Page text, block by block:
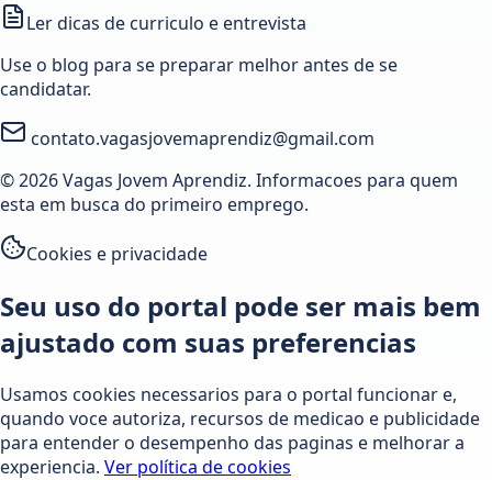
Ler dicas de curriculo e entrevista
Use o blog para se preparar melhor antes de se
candidatar.
contato.vagasjovemaprendiz@gmail.com
© 2026 Vagas Jovem Aprendiz. Informacoes para quem
esta em busca do primeiro emprego.
Cookies e privacidade
Seu uso do portal pode ser mais bem
ajustado com suas preferencias
Usamos cookies necessarios para o portal funcionar e,
quando voce autoriza, recursos de medicao e publicidade
para entender o desempenho das paginas e melhorar a
experiencia. Ver política de cookies